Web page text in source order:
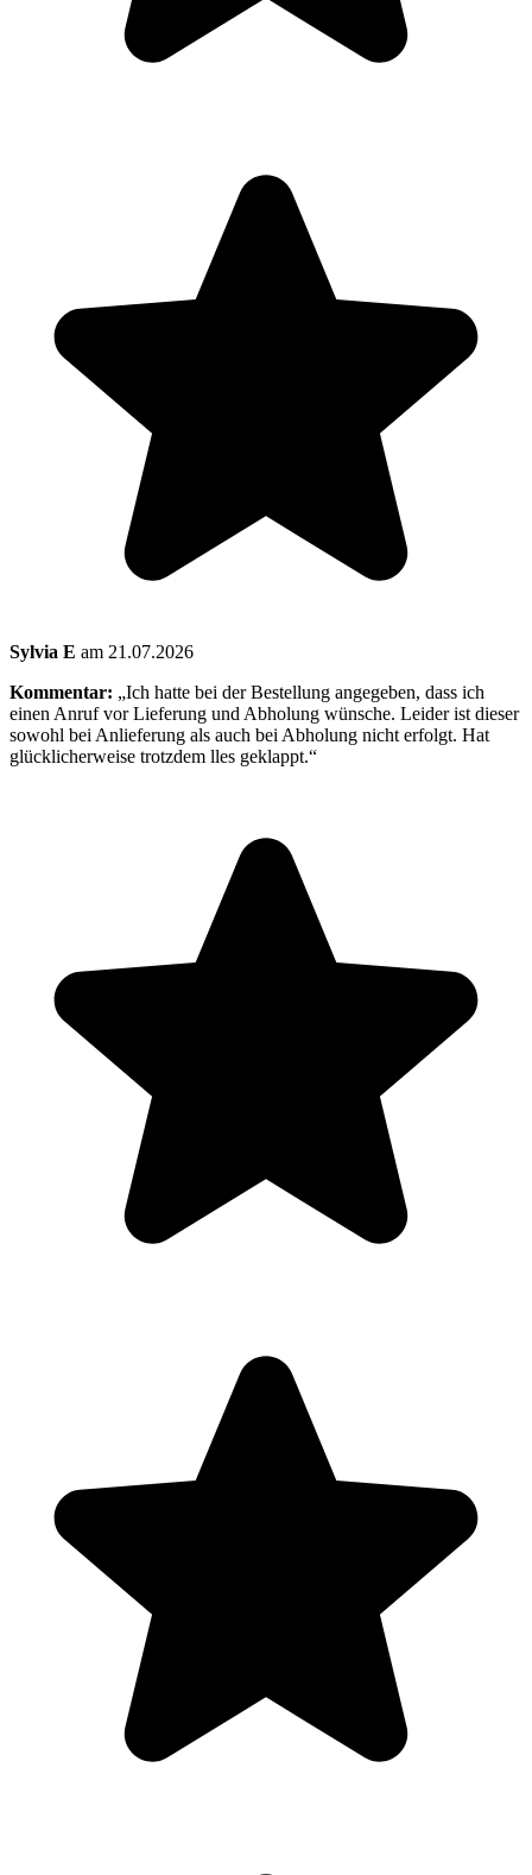
Sylvia E am 21.07.2026
Kommentar: „Ich hatte bei der Bestellung angegeben, dass ich
einen Anruf vor Lieferung und Abholung wünsche. Leider ist dieser
sowohl bei Anlieferung als auch bei Abholung nicht erfolgt. Hat
glücklicherweise trotzdem lles geklappt.“